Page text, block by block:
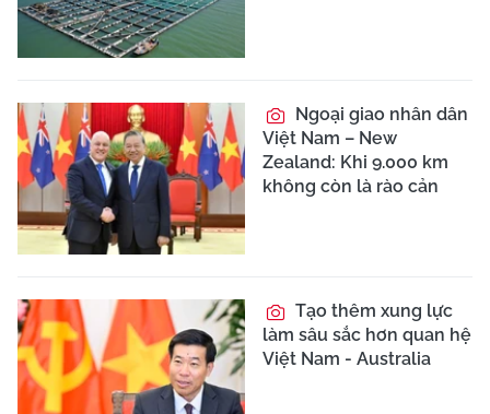
Ngoại giao nhân dân
Việt Nam – New
Zealand: Khi 9.000 km
không còn là rào cản
Tạo thêm xung lực
làm sâu sắc hơn quan hệ
Việt Nam - Australia